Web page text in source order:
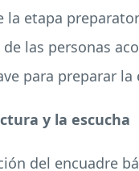
la etapa
las personas
para preparar
y la escucha
del encuadre